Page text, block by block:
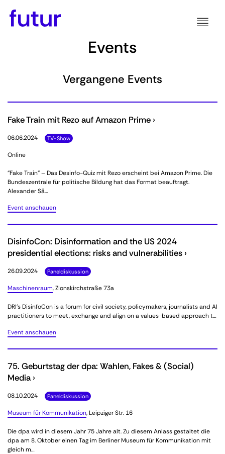
Events
Vergangene Events
Fake Train mit Rezo auf Amazon Prime ›
06.06.2024 TV-Show
Online
"Fake Train" – Das Desinfo-Quiz mit Rezo erscheint bei Amazon Prime. Die
Bundeszentrale für politische Bildung hat das Format beauftragt.
Alexander Sä…
Event anschauen
DisinfoCon: Disinformation and the US 2024
presidential elections: risks and vulnerabilities ›
26.09.2024 Paneldiskussion
Maschinenraum, Zionskirchstraße 73a
DRI’s DisinfoCon is a forum for civil society, policymakers, journalists and AI
practitioners to meet, exchange and align on a values-based approach t…
Event anschauen
75. Geburtstag der dpa: Wahlen, Fakes & (Social)
Media ›
08.10.2024 Paneldiskussion
Museum für Kommunikation, Leipziger Str. 16
Die dpa wird in diesem Jahr 75 Jahre alt. Zu diesem Anlass gestaltet die
dpa am 8. Oktober einen Tag im Berliner Museum für Kommunikation mit
gleich m…